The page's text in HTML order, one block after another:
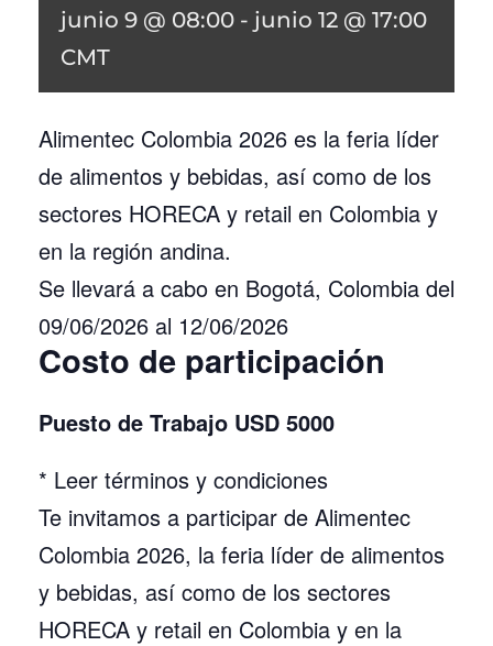
junio 9 @ 08:00 - junio 12 @ 17:00
CMT
Alimentec Colombia 2026 es la feria líder
de alimentos y bebidas, así como de los
sectores HORECA y retail en Colombia y
en la región andina.
Se llevará a cabo en Bogotá, Colombia del
09/06/2026 al 12/06/2026
Costo de participación
Puesto de Trabajo USD 5000
* Leer términos y condiciones
Te invitamos a participar de Alimentec
Colombia 2026, la feria líder de alimentos
y bebidas, así como de los sectores
HORECA y retail en Colombia y en la